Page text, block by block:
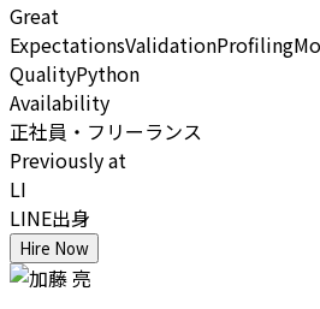
Great
ExpectationsValidationProfiling
QualityPython
Availability
正社員・フリーランス
Previously at
LI
LINE出身
Hire Now